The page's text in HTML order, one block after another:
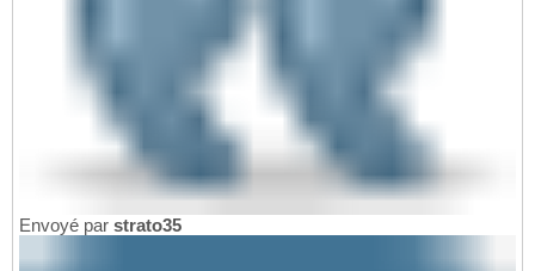
Envoyé par strato35